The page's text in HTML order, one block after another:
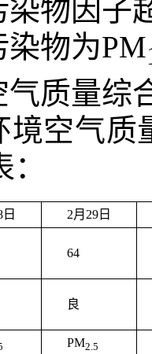
染物因子
物为PM
气质量综
境空气质
2月29日
64
良
PM2.5